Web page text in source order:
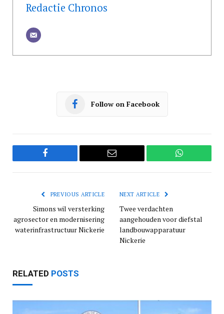
Redactie Chronos
Follow on Facebook
Facebook Email WhatsApp
PREVIOUS ARTICLE
Simons wil versterking
agrosector en modernisering
waterinfrastructuur Nickerie
NEXT ARTICLE
Twee verdachten
aangehouden voor diefstal
landbouwapparatuur
Nickerie
RELATED POSTS